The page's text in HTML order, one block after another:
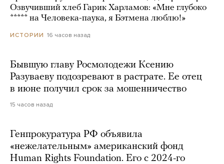
Озвучивший хлеб Гарик Харламов: «Мне глубоко
***** на Человека-паука, я Бэтмена люблю!»
ИСТОРИИ 16 часов назад
Бывшую главу Росмолодежи Ксению
Разуваеву подозревают в растрате. Ее отец
в июне получил срок за мошенничество
15 часов назад
Генпрокуратура РФ объявила
«нежелательным» американский фонд
Human Rights Foundation. Его с 2024-го